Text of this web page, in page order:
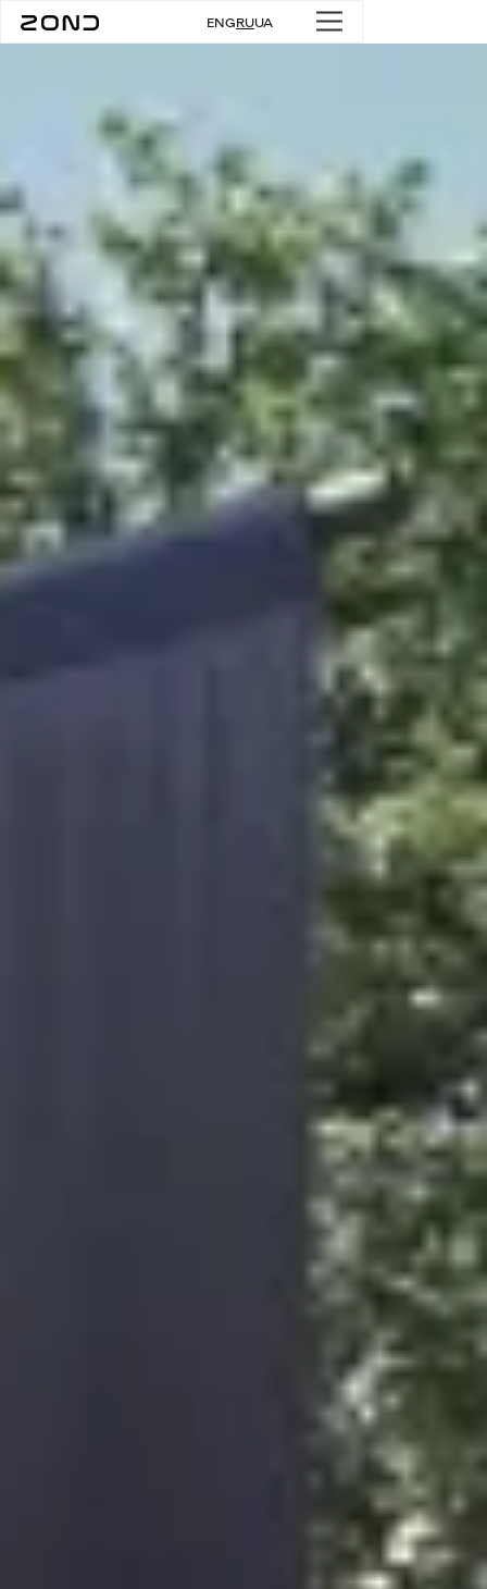
ENGRUUA